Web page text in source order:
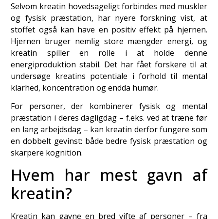
Selvom kreatin hovedsageligt forbindes med muskler
og fysisk præstation, har nyere forskning vist, at
stoffet også kan have en positiv effekt på hjernen.
Hjernen bruger nemlig store mængder energi, og
kreatin spiller en rolle i at holde denne
energiproduktion stabil. Det har fået forskere til at
undersøge kreatins potentiale i forhold til mental
klarhed, koncentration og endda humør.
For personer, der kombinerer fysisk og mental
præstation i deres dagligdag – f.eks. ved at træne før
en lang arbejdsdag – kan kreatin derfor fungere som
en dobbelt gevinst: både bedre fysisk præstation og
skarpere kognition.
Hvem har mest gavn af
kreatin?
Kreatin kan gavne en bred vifte af personer – fra